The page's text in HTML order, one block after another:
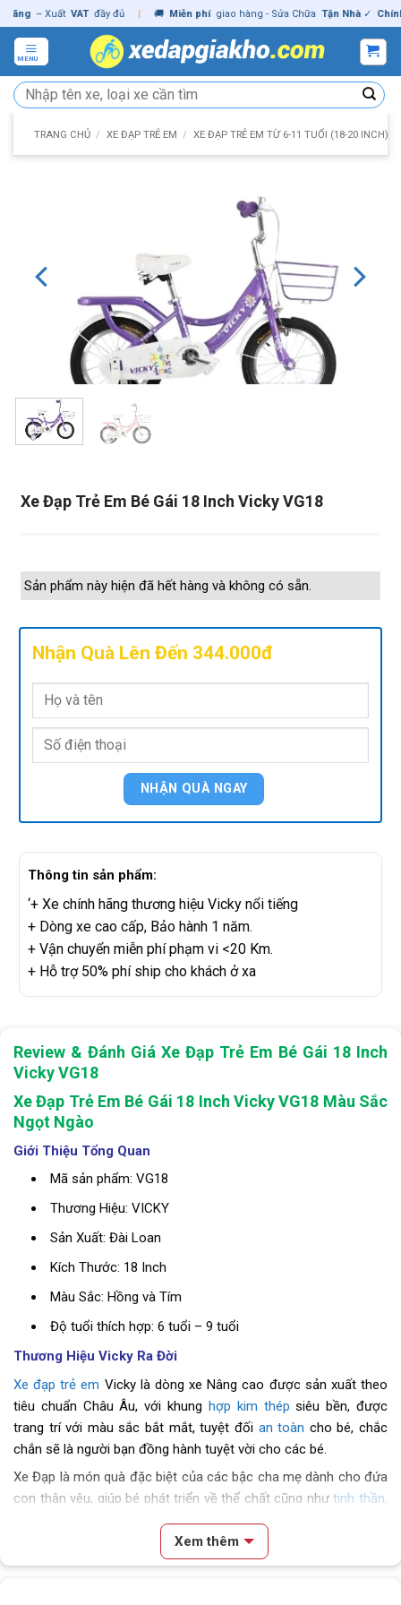
Skip
to
content
– Xuất VAT đầy đủ | 🚚 Miễn phí giao hàng - Sửa Chữa Tận Nhà ✓ Chính
MENU
Tìm
kiếm:
TRANG CHỦ / XE ĐẠP TRẺ EM / XE ĐẠP TRẺ EM TỪ 6-11 TUỔI (18-20 INCH)
Xe Đạp Trẻ Em Bé Gái 18 Inch Vicky VG18
Sản phẩm này hiện đã hết hàng và không có sẵn.
Nhận Quà Lên Đến 344.000đ
Thông tin sản phẩm:
‘+ Xe chính hãng thương hiệu Vicky nổi tiếng
+ Dòng xe cao cấp, Bảo hành 1 năm.
+ Vận chuyển miễn phí phạm vi <20 Km.
+ Hỗ trợ 50% phí ship cho khách ở xa
Review & Đánh Giá Xe Đạp Trẻ Em Bé Gái 18 Inch
Vicky VG18
Xe Đạp Trẻ Em Bé Gái 18 Inch Vicky VG18 Màu Sắc
Ngọt Ngào
Giới Thiệu Tổng Quan
Mã sản phẩm: VG18
Thương Hiệu: VICKY
Sản Xuất: Đài Loan
Kích Thước: 18 Inch
Màu Sắc: Hồng và Tím
Độ tuổi thích hợp: 6 tuổi – 9 tuổi
Thương Hiệu Vicky Ra Đời
Xe đạp trẻ em Vicky là dòng xe Nâng cao được sản xuất theo
tiêu chuẩn Châu Âu, với khung hợp kim thép siêu bền, được
trang trí với màu sắc bắt mắt, tuyệt đốian toàn cho bé, chắc
chắn sẽ là người bạn đồng hành tuyệt vời cho các bé.
Xe Đạp là món quà đặc biệt của các bậc cha mẹ dành cho đứa
con thân yêu, giúp bé phát triển về thể chất cũng nhưtinh thần.
Hơn nữa, cho bé chạy xe chính là cách tạo cho bé có trách
nhiệm từ nhỏ và học cách tự lập.
Xe Đạp Trẻ Em Bé Gái 18 Inch Vicky VG18 Đáng
Xem thêm